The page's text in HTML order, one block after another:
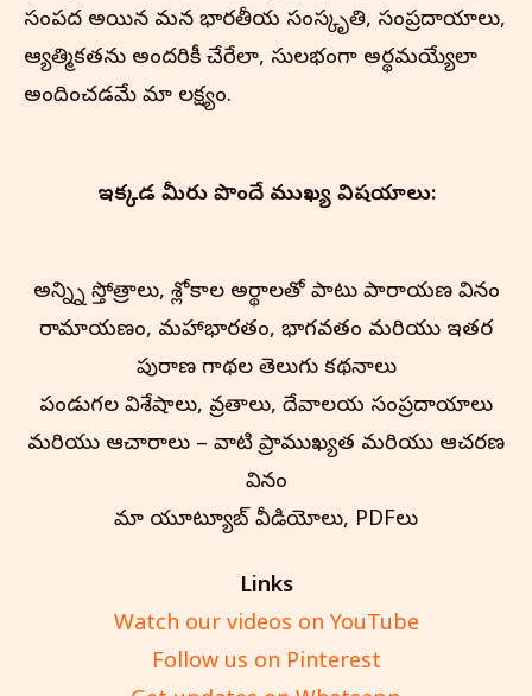
సంపద అయిన మన భారతీయ సంస్కృతి, సంప్రదాయాలు,
ఆధ్యాత్మికతను అందరికీ చేరేలా, సులభంగా అర్థమయ్యేలా
అందించడమే మా లక్ష్యం.
ఇక్కడ మీరు పొందే ముఖ్య విషయాలు:
అన్న్ని స్తోత్రాలు, శ్లోకాల అర్థాలతో పాటు పారాయణ విధానం
రామాయణం, మహాభారతం, భాగవతం మరియు ఇతర
పురాణ గాథల తెలుగు కథనాలు
పండుగల విశేషాలు, వ్రతాలు, దేవాలయ సంప్రదాయాలు
మరియు ఆచారాలు – వాటి ప్రాముఖ్యత మరియు ఆచరణ
విధానం
మా యూట్యూబ్ వీడియోలు, PDFలు
Links
Watch our videos on YouTube
Follow us on Pinterest